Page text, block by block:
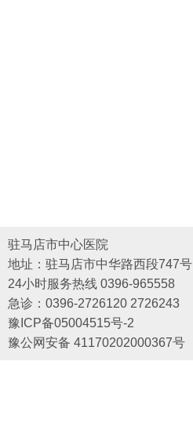
驻马店市中心医院
地址：驻马店市中华路西段747号
24小时服务热线 0396-965558
急诊：0396-2726120 2726243
豫ICP备05004515号-2
豫公网安备 41170202000367号